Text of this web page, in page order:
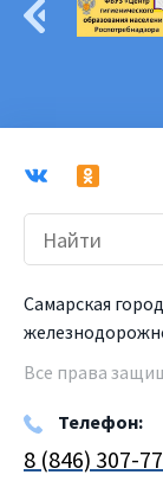
Самарская
Все права
Телефон:
8 (846) 307-